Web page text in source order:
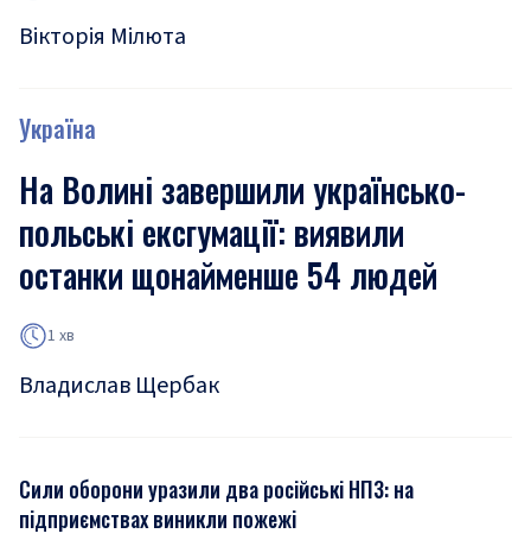
Вікторія Мілюта
Україна
На Волині завершили українсько-
польські ексгумації: виявили
останки щонайменше 54 людей
1 хв
Владислав Щербак
Сили оборони уразили два російські НПЗ: на
підприємствах виникли пожежі